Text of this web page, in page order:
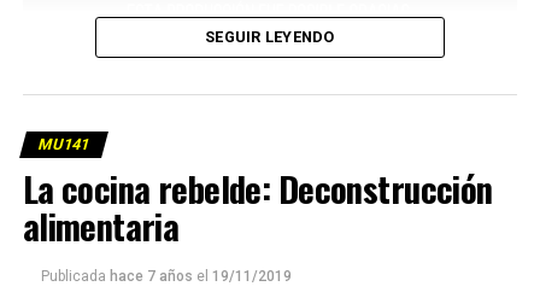
SEGUIR LEYENDO
MU141
La cocina rebelde: Deconstrucción
alimentaria
Publicada hace 7 años el 19/11/2019